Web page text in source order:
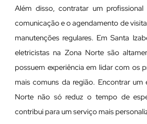
Além disso, contratar um
comunicação e o agendamento de
manutenções regulares. Em Santa
eletricistas na Zona Norte são
possuem experiência em lidar com os
mais comuns da região. Encontrar um
Norte não só reduz o tempo de
contribui para um serviço mais